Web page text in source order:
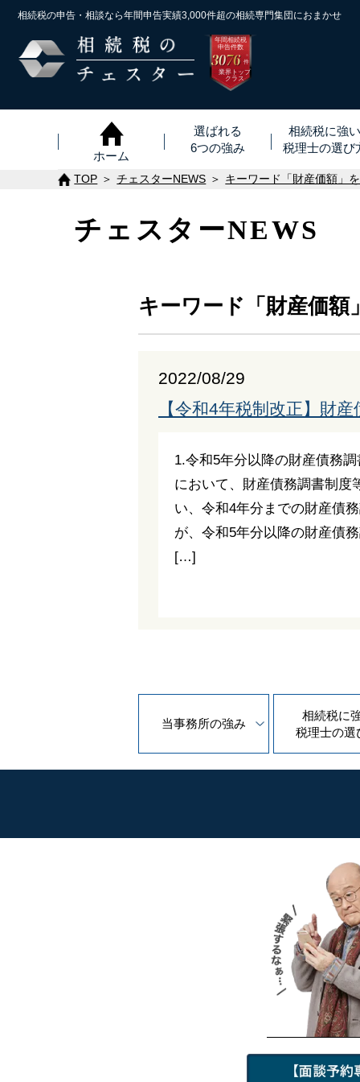
相続税の申告・相談なら年間申告実績3,000件超の相続専門集団におまかせ
年間相続税
申告件数
3076 ※
件
業界トップ
クラス
ホーム
選ばれる
6つの強み
相続税に強
税理士の選び
TOP チェスターNEWS キーワード「財産価額」
チェスターNEWS
キーワード「財産価額
2022/08/29
【令和4年税制改正】財
1.令和5年分以降の財産債務
において、財産債務調書制度
い、令和4年分までの財産債
が、令和5年分以降の財産債
[…]
当事務所の強み
相続税に
税理士の選